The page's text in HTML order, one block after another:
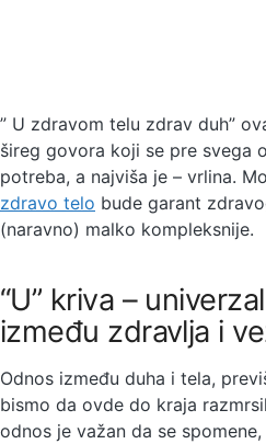
” U zdravom telu zdrav duh”
šireg govora koji se pre svega
potreba, a najviša je – vrlina.
zdravo telo bude garant
(naravno) malko kompleksnije.
“U” kriva –
između zdravlja i
Odnos između duha i tela,
bismo da ovde do kraja
odnos je važan da se